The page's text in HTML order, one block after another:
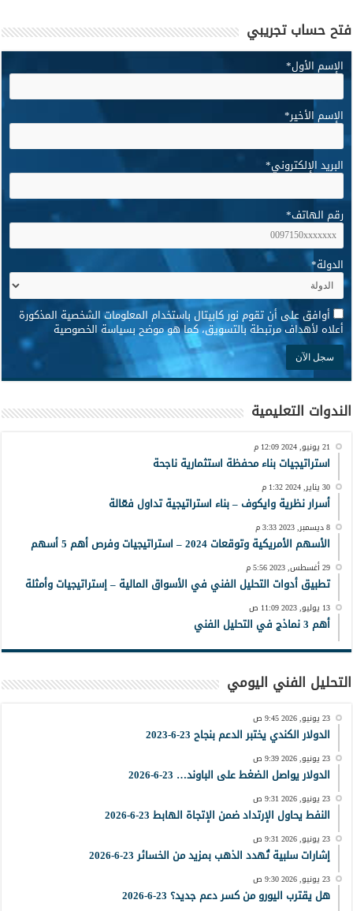
فتح حساب تجريبي
الإسم الأول*
الإسم الأخير*
البريد الإلكتروني*
رقم الهاتف*
الدولة*
* أوافق على أن تقوم نور كابيتال باستخدام المعلومات الشخصية المذكورة
أعلاه لأهداف مرتبطة بالتسويق، كما هو موضح بسياسة الخصوصية
الندوات التعليمية
21 يونيو, 2024 12:09 م
استراتيجيات بناء محفظة استثمارية ناجحة
30 يناير, 2024 1:32 م
أسرار نظرية وايكوف – بناء استراتيجية تداول فعّالة
8 ديسمبر, 2023 3:33 م
الأسهم الأمريكية وتوقعات 2024 – استراتيجيات وفرص أهم 5 أسهم
29 أغسطس, 2023 5:56 م
تطبيق أدوات التحليل الفني في الأسواق المالية – إستراتيجيات وأمثلة
13 يوليو, 2023 11:09 ص
أهم 3 نماذج في التحليل الفني
التحليل الفني اليومي
23 يونيو, 2026 9:45 ص
الدولار الكندي يختبر الدعم بنجاح 23-6-2023
23 يونيو, 2026 9:39 ص
الدولار يواصل الضغط على الباوند… 23-6-2026
23 يونيو, 2026 9:31 ص
النفط يحاول الإرتداد ضمن الإتجاة الهابط 23-6-2026
23 يونيو, 2026 9:31 ص
إشارات سلبية تُهدد الذهب بمزيد من الخسائر 23-6-2026
23 يونيو, 2026 9:30 ص
هل يقترب اليورو من كسر دعم جديد؟ 23-6-2026